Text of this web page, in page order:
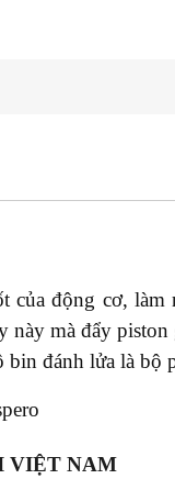
động cơ,
mà đẩy
đánh lửa là bộ
VIỆT NAM